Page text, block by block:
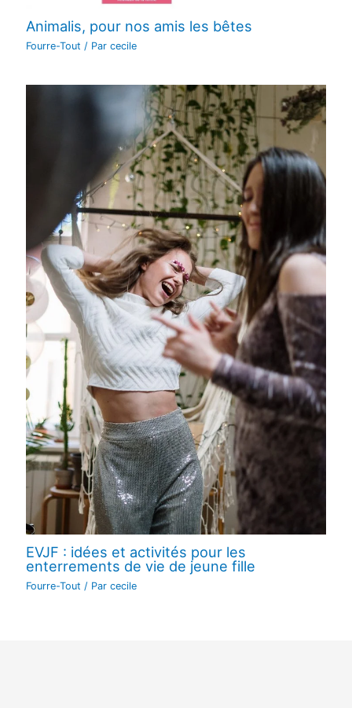
Animalis, pour nos amis les bêtes
Fourre-Tout / Par cecile
EVJF : idées et activités pour les
enterrements de vie de jeune fille
Fourre-Tout / Par cecile